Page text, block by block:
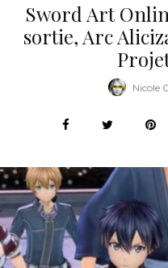
Sword Art
sortie, Arc
Nicole